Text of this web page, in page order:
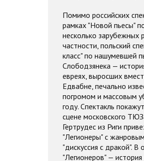
Помимо российских
рамках "Новой пьесы"
несколько зарубежных
частности, польский
класс" по нашумевшей
Слободзянека —
евреях, выросших
Едвабне, печально
погромом и массовым
году. Спектакль
сцене московского
Гертрудес из Риги
"Легионеры" с
"дискуссия с дракой". В
"Легионеров" —